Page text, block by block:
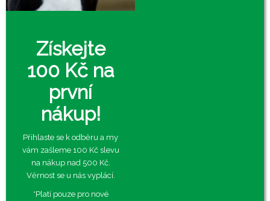
Získejte
100 Kč na
první
nákup!
Přihlaste se k odběru a my
vám zašleme 100 Kč slevu
na nákup nad 500 Kč.
Věrnost se u nás vyplácí.
*Platí pouze pro nové